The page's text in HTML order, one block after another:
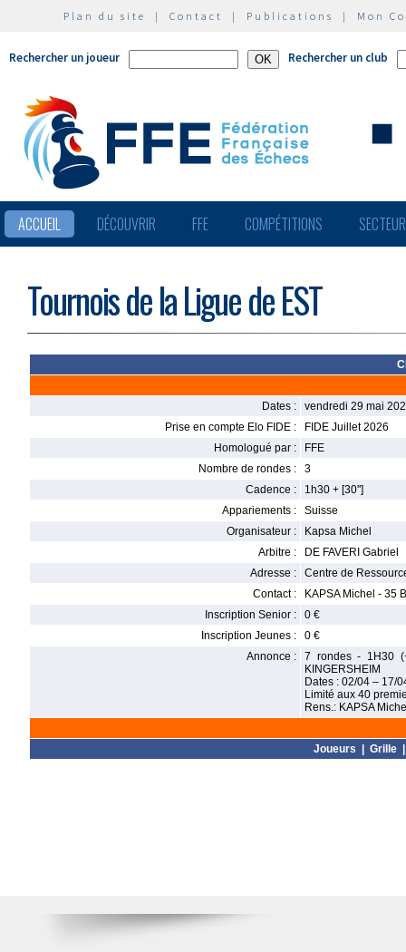
Plan du site | Contact | Publications | Mon
Rechercher un joueur Rechercher un club
ACCUEIL DÉCOUVRIR FFE COMPÉTITIONS
Tournois de la Ligue de EST
Dates :
vendredi 29 mai
Prise en compte Elo FIDE :
FIDE Juillet 2026
Homologué par :
FFE
Nombre de rondes :
3
Cadence :
1h30 + [30'']
Appariements :
Suisse
Organisateur :
Kapsa Michel
Arbitre :
DE FAVERI Gabriel
Adresse :
Centre de
Contact :
KAPSA Michel - 35
Inscription Senior :
0 €
Inscription Jeunes :
0 €
Annonce :
7 rondes - 1H30
KINGERSHEIM
Dates : 02/04 – 17/
Limité aux 40
Rens.: KAPSA
Joueurs Grille